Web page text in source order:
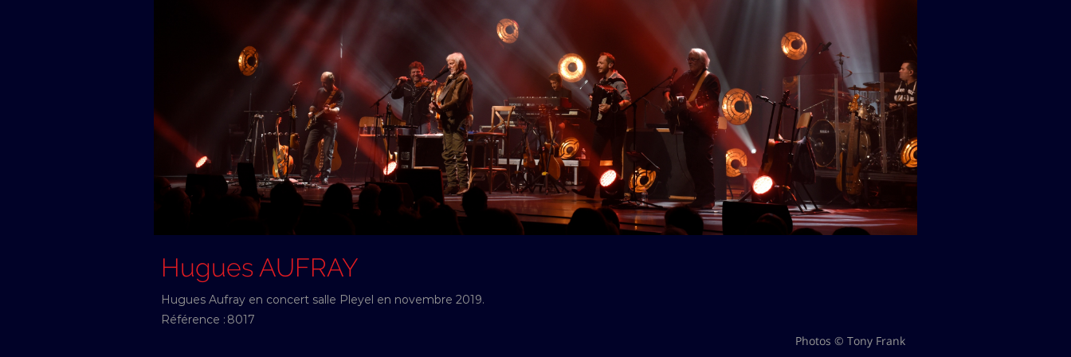
Hugues AUFRAY
Hugues Aufray en concert salle Pleyel en novembre 2019.
Référence : 8017
Photos © Tony Frank